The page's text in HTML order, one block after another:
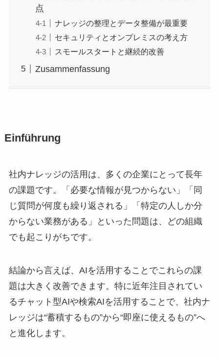
点
ナレッジの整理とデータ整備が最重要
セキュリティとオンプレミスの考え方
スモールスタートと継続的改善
Zusammenfassung
Einführung
社内ナレッジの活用は、多くの企業にとって長年
の課題です。「必要な情報が見つからない」「同
じ質問が何度も繰り返される」「特定の人しか分
からない業務がある」といった問題は、どの組織
でも起こりがちです。
結論から言えば、AIを活用することでこれらの課
題は大きく改善できます。特に近年注目されてい
るチャット型AIや検索AIを活用することで、社内ナ
レッジは“蓄積するもの”から“即座に使えるもの”へ
と進化します。